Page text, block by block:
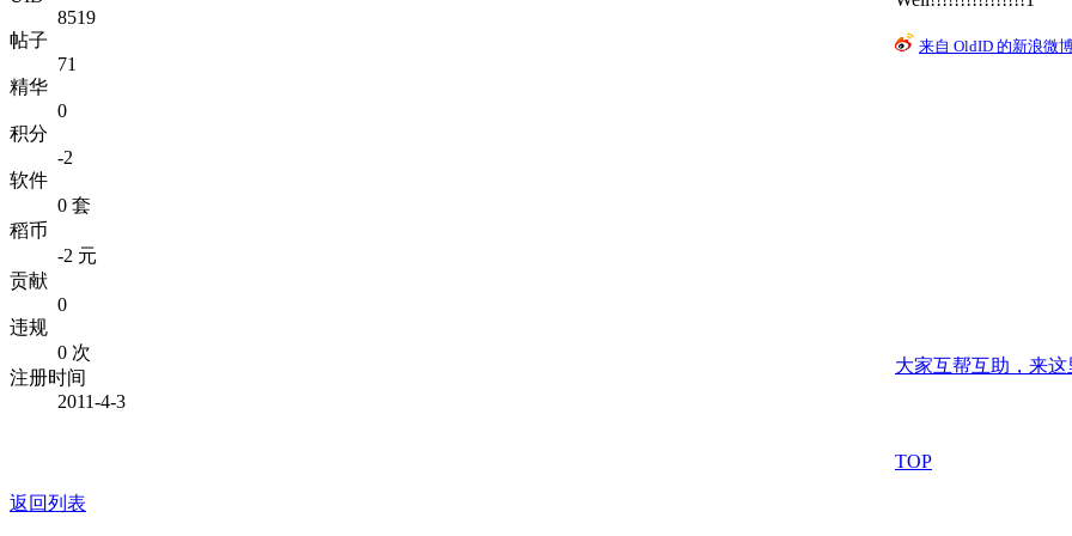
8519
帖子
71
精华
0
积分
-2
软件
0 套
稻币
-2 元
贡献
0
违规
0 次
注册时间
2011-4-3
来自 OldID 的新浪微
大家互帮互助，来这
TOP
返回列表